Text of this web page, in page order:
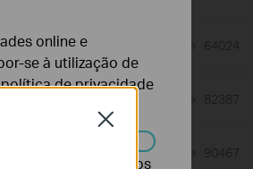
64024
82387
02-07-2024 90467
Close
online e
se à utilização de
política de privacidade
ser desativados nos